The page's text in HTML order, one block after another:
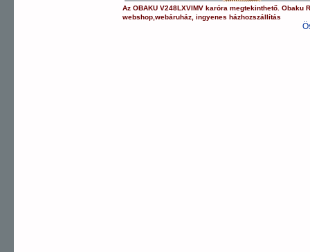
AzOBAKU V248LXVIMV karóra megtekinthető.Obaku
webshop ,webáruház ,ingyenes házhozszállítás